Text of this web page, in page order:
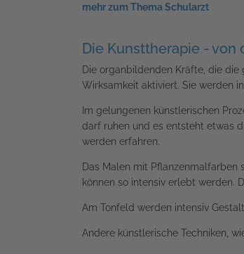
mehr zum Thema Schularzt
Die Kunsttherapie - von
Die organbildenden Kräfte, die
Wirksamkeit aktiviert. Sie werden
Im gelungenen künstlerischen
darf ruhen und es entsteht etwas
werden erfahren.
Das Malen mit Pflanzenmalfarben
können so intensiv erlebt werden.
Am Tonfeld werden intensiv
Andere künstlerische Techniken,